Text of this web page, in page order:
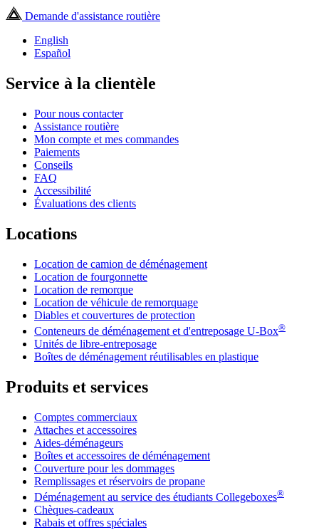
Demande d'assistance routière
English
Español
Service à la clientèle
Pour nous contacter
Assistance routière
Mon compte et mes commandes
Paiements
Conseils
FAQ
Accessibilité
Évaluations des clients
Locations
Location de camion de déménagement
Location de fourgonnette
Location de remorque
Location de véhicule de remorquage
Diables et couvertures de protection
Conteneurs de déménagement et d'entreposage U-Box®
Unités de libre-entreposage
Boîtes de déménagement réutilisables en plastique
Produits et services
Comptes commerciaux
Attaches et accessoires
Aides-déménageurs
Boîtes et accessoires de déménagement
Couverture pour les dommages
Remplissages et réservoirs de propane
Déménagement au service des étudiants Collegeboxes®
Chèques-cadeaux
Rabais et offres spéciales